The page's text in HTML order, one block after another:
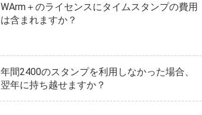
WArm＋のライセンスにタイムスタンプの費用
は含まれますか？
年間2400のスタンプを利用しなかった場合、
翌年に持ち越せますか？